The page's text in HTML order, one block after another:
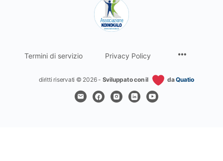
Termini di servizio Privacy Policy
diritti riservati © 2026 - Sviluppato con il daQuatio